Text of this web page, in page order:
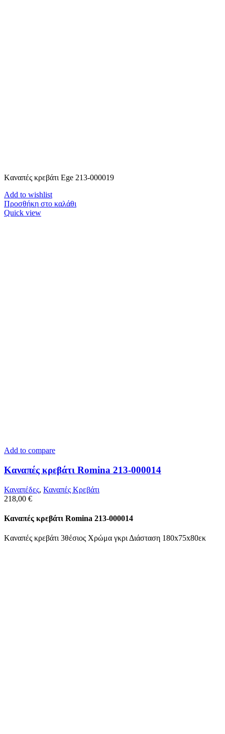
Kαναπές κρεβάτι Ege 213-000019
Add to wishlist
Προσθήκη στο καλάθι
Quick view
Add to compare
Kαναπές κρεβάτι Romina 213-000014
Καναπέδες, Καναπές Κρεβάτι
218,00 €
Kαναπές κρεβάτι Romina 213-000014
Kαναπές κρεβάτι 3θέσιος Χρώμα γκρι Διάσταση 180x75x80εκ